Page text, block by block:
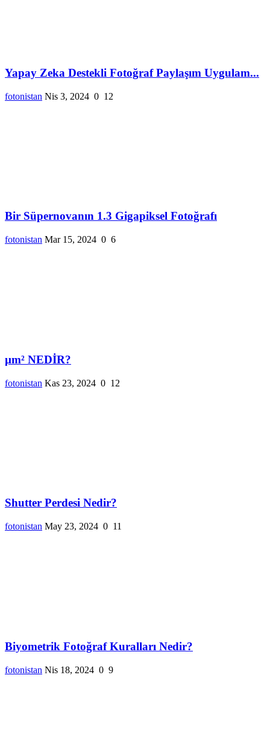
Yapay Zeka Destekli Fotoğraf Paylaşım Uygulam...
fotonistan Nis 3, 2024 0 12
Bir Süpernovanın 1.3 Gigapiksel Fotoğrafı
fotonistan Mar 15, 2024 0 6
µm² NEDİR?
fotonistan Kas 23, 2024 0 12
Shutter Perdesi Nedir?
fotonistan May 23, 2024 0 11
Biyometrik Fotoğraf Kuralları Nedir?
fotonistan Nis 18, 2024 0 9